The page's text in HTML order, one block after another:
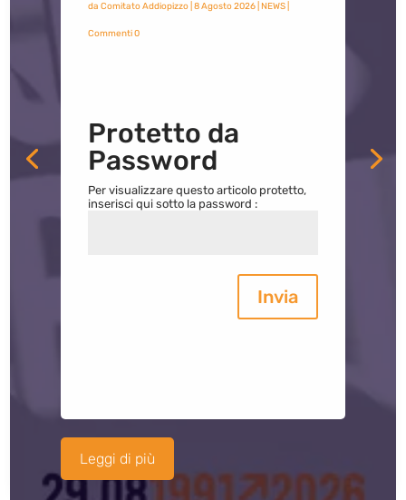
da Comitato Addiopizzo| 8 Agosto 2026| NEWS|
Commenti 0
Protetto da
Password
Per visualizzare questo articolo protetto,
inserisci qui sotto la password :
Invia
Leggi di più